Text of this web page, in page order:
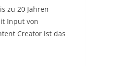
zu 20 Jahren
Input von
Creator ist das